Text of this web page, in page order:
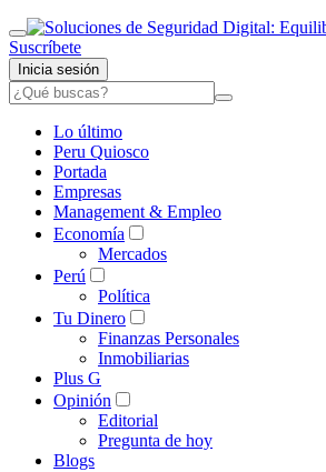
Suscríbete
Inicia sesión
Lo último
Peru Quiosco
Portada
Empresas
Management & Empleo
Economía
Mercados
Perú
Política
Tu Dinero
Finanzas Personales
Inmobiliarias
Plus G
Opinión
Editorial
Pregunta de hoy
Blogs